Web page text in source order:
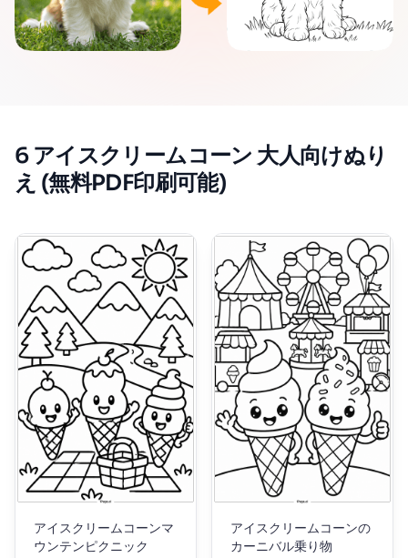
6 アイスクリームコーン 大人向けぬり
え (無料PDF印刷可能)
アイスクリームコーンマ
ウンテンピクニック
アイスクリームコーンの
カーニバル乗り物